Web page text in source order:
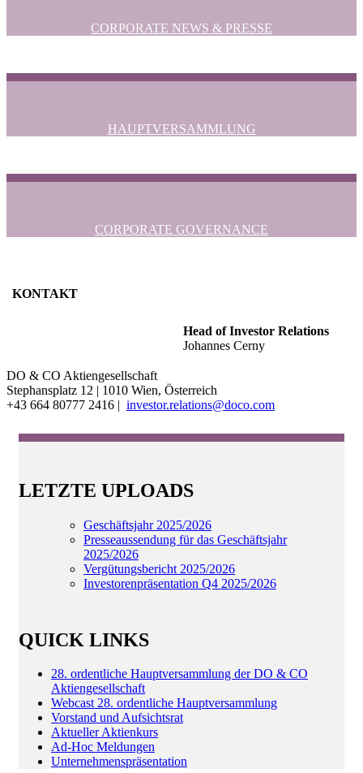
CORPORATE NEWS & PRESSE
HAUPTVERSAMMLUNG
CORPORATE GOVERNANCE
KONTAKT
Head of Investor Relations
Johannes Cerny
DO & CO Aktiengesellschaft
Stephansplatz 12 | 1010 Wien, Österreich
+43 664 80777 2416 | investor.relations@doco.com
LETZTE UPLOADS
Geschäftsjahr 2025/2026
Presseaussendung für das Geschäftsjahr
2025/2026
Vergütungsbericht 2025/2026
Investorenpräsentation Q4 2025/2026
QUICK LINKS
28. ordentliche Hauptversammlung der DO & CO
Aktiengesellschaft
Webcast 28. ordentliche Hauptversammlung
Vorstand und Aufsichtsrat
Aktueller Aktienkurs
Ad-Hoc Meldungen
Unternehmenspräsentation